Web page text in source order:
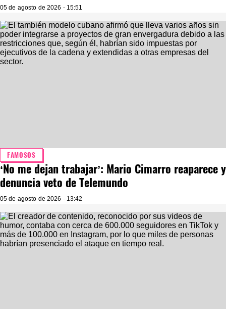
05 de agosto de 2026 - 15:51
FAMOSOS
‘No me dejan trabajar’: Mario Cimarro reaparece y
denuncia veto de Telemundo
05 de agosto de 2026 - 13:42